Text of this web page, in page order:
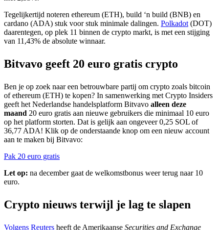
Tegelijkertijd noteren ethereum (ETH), build ‘n build (BNB) en
cardano (ADA) stuk voor stuk minimale dalingen. Polkadot (DOT)
daarentegen, op plek 11 binnen de crypto markt, is met een stijging
van 11,43% de absolute winnaar.
Bitvavo geeft 20 euro gratis crypto
Ben je op zoek naar een betrouwbare partij om crypto zoals bitcoin
of ethereum (ETH) te kopen? In samenwerking met Crypto Insiders
geeft het Nederlandse handelsplatform Bitvavo alleen deze
maand 20 euro gratis aan nieuwe gebruikers die minimaal 10 euro
op het platform storten. Dat is gelijk aan ongeveer 0,25 SOL of
36,77 ADA! Klik op de onderstaande knop om een nieuw account
aan te maken bij Bitvavo:
Pak 20 euro gratis
Let op: na december gaat de welkomstbonus weer terug naar 10
euro.
Crypto nieuws terwijl je lag te slapen
Volgens Reuters heeft de Amerikaanse Securities and Exchange